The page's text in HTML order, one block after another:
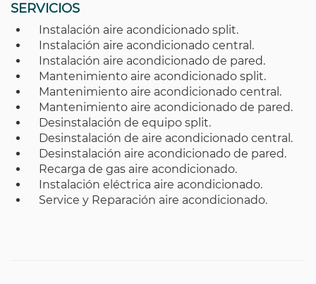
SERVICIOS
Instalación aire acondicionado split.
Instalación aire acondicionado central.
Instalación aire acondicionado de pared.
Mantenimiento aire acondicionado split.
Mantenimiento aire acondicionado central.
Mantenimiento aire acondicionado de pared.
Desinstalación de equipo split.
Desinstalación de aire acondicionado central.
Desinstalación aire acondicionado de pared.
Recarga de gas aire acondicionado.
Instalación eléctrica aire acondicionado.
Service y Reparación aire acondicionado.